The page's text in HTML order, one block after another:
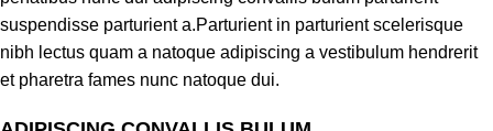
suspendisse parturient a.Parturient in parturient scelerisque
nibh lectus quam a natoque adipiscing a vestibulum hendrerit
et pharetra fames nunc natoque dui.